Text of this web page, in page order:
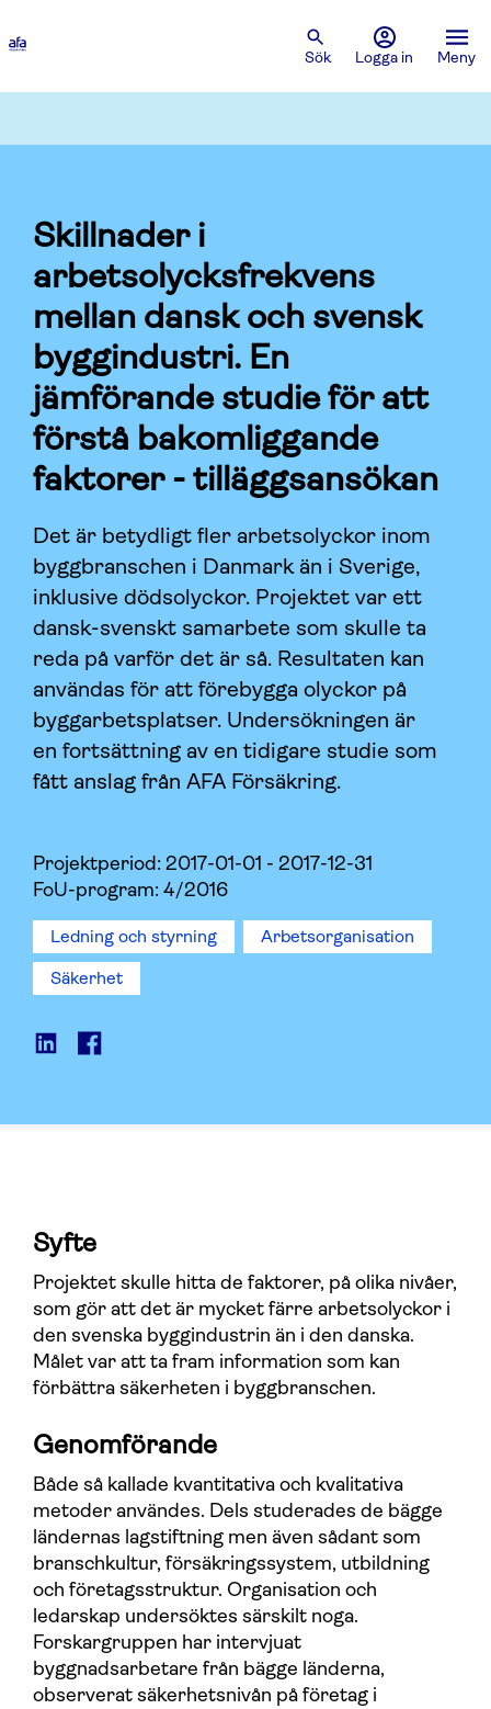
Sök Logga in Meny
Skillnader i
arbetsolycksfrekvens
mellan dansk och svensk
byggindustri. En
jämförande studie för att
förstå bakomliggande
faktorer - tilläggsansökan
Det är betydligt fler arbetsolyckor inom
byggbranschen i Danmark än i Sverige,
inklusive dödsolyckor. Projektet var ett
dansk-svenskt samarbete som skulle ta
reda på varför det är så. Resultaten kan
användas för att förebygga olyckor på
byggarbetsplatser. Undersökningen är
en fortsättning av en tidigare studie som
fått anslag från AFA Försäkring.
Projektperiod: 2017-01-01 - 2017-12-31
FoU-program: 4/2016
Ledning och styrning
Arbetsorganisation
Säkerhet
Syfte
Projektet skulle hitta de faktorer, på olika nivåer,
som gör att det är mycket färre arbetsolyckor i
den svenska byggindustrin än i den danska.
Målet var att ta fram information som kan
förbättra säkerheten i byggbranschen.
Genomförande
Både så kallade kvantitativa och kvalitativa
metoder användes. Dels studerades de bägge
ländernas lagstiftning men även sådant som
branschkultur, försäkringssystem, utbildning
och företagsstruktur. Organisation och
ledarskap undersöktes särskilt noga.
Forskargruppen har intervjuat
byggnadsarbetare från bägge länderna,
observerat säkerhetsnivån på företag i